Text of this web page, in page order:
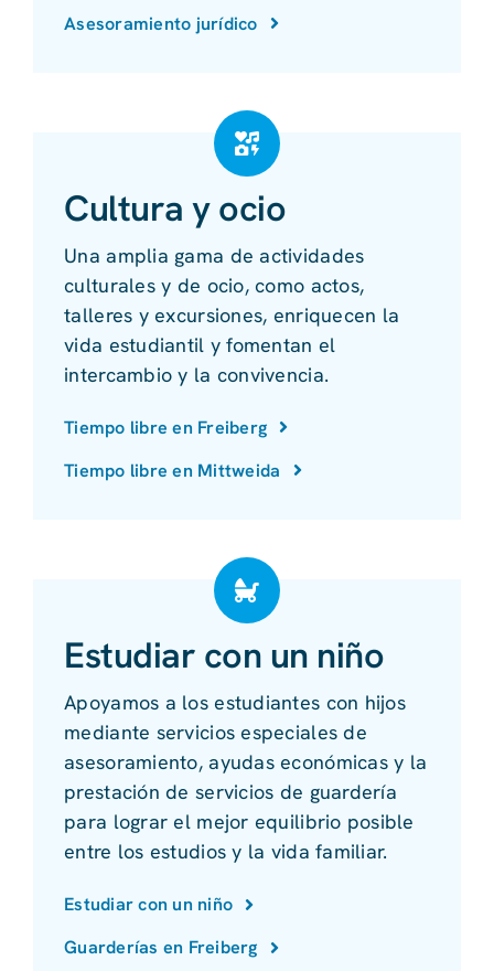
Asesoramiento jurídico
Cultura y ocio
Una amplia gama de actividades
culturales y de ocio, como actos,
talleres y excursiones, enriquecen la
vida estudiantil y fomentan el
intercambio y la convivencia.
Tiempo libre en Freiberg
Tiempo libre en Mittweida
Estudiar con un niño
Apoyamos a los estudiantes con hijos
mediante servicios especiales de
asesoramiento, ayudas económicas y la
prestación de servicios de guardería
para lograr el mejor equilibrio posible
entre los estudios y la vida familiar.
Estudiar con un niño
Guarderías en Freiberg